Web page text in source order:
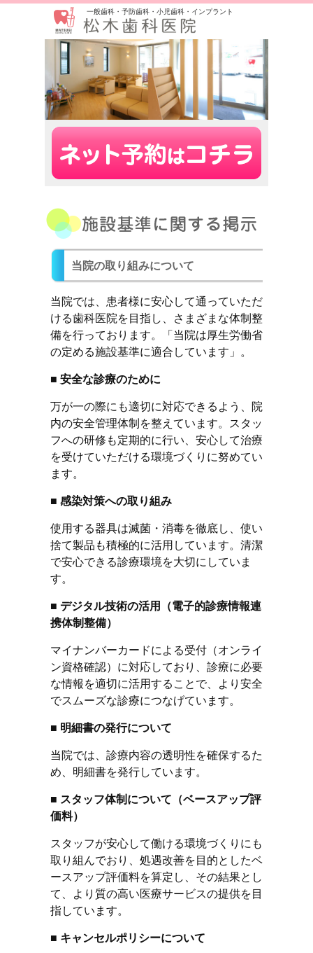
一般歯科・予防歯科・小児歯科・インプラント
当院の取り組みについて
当院では、患者様に安心して通っていただ
ける歯科医院を目指し、さまざまな体制整
備を行っております。「当院は厚生労働省
の定める施設基準に適合しています」。
■ 安全な診療のために
万が一の際にも適切に対応できるよう、院
内の安全管理体制を整えています。スタッ
フへの研修も定期的に行い、安心して治療
を受けていただける環境づくりに努めてい
ます。
■ 感染対策への取り組み
使用する器具は滅菌・消毒を徹底し、使い
捨て製品も積極的に活用しています。清潔
で安心できる診療環境を大切にしていま
す。
■ デジタル技術の活用（電子的診療情報連
携体制整備）
マイナンバーカードによる受付（オンライ
ン資格確認）に対応しており、診療に必要
な情報を適切に活用することで、より安全
でスムーズな診療につなげています。
■ 明細書の発行について
当院では、診療内容の透明性を確保するた
め、明細書を発行しています。
■ スタッフ体制について（ベースアップ評
価料）
スタッフが安心して働ける環境づくりにも
取り組んでおり、処遇改善を目的としたベ
ースアップ評価料を算定し、その結果とし
て、より質の高い医療サービスの提供を目
指しています。
■ キャンセルポリシーについて